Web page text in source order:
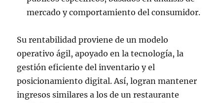
mercado y comportamiento del consumidor.
Su rentabilidad proviene de un modelo
operativo ágil, apoyado en la tecnología, la
gestión eficiente del inventario y el
posicionamiento digital. Así, logran mantener
ingresos similares a los de un restaurante